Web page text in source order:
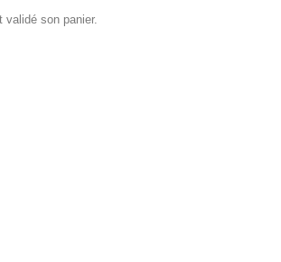
son panier.